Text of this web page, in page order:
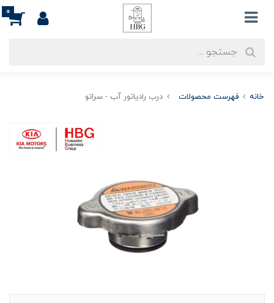
0
خانه فهرست محصولات درب رادیاتور آب - سراتو